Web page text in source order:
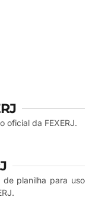
oficial da FEXERJ.
planilha para uso